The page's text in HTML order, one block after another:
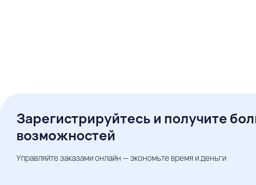
Зарегистрируйтесь и получите
возможностей
Управляйте заказами онлайн — экономьте время и деньги